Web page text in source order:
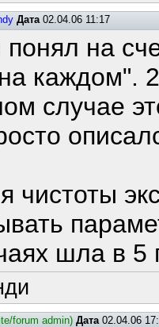
Дата02.04.06 11:17
на
каждом".
случае
чистоты
шла в 5
forum admin) Дата02.04.06